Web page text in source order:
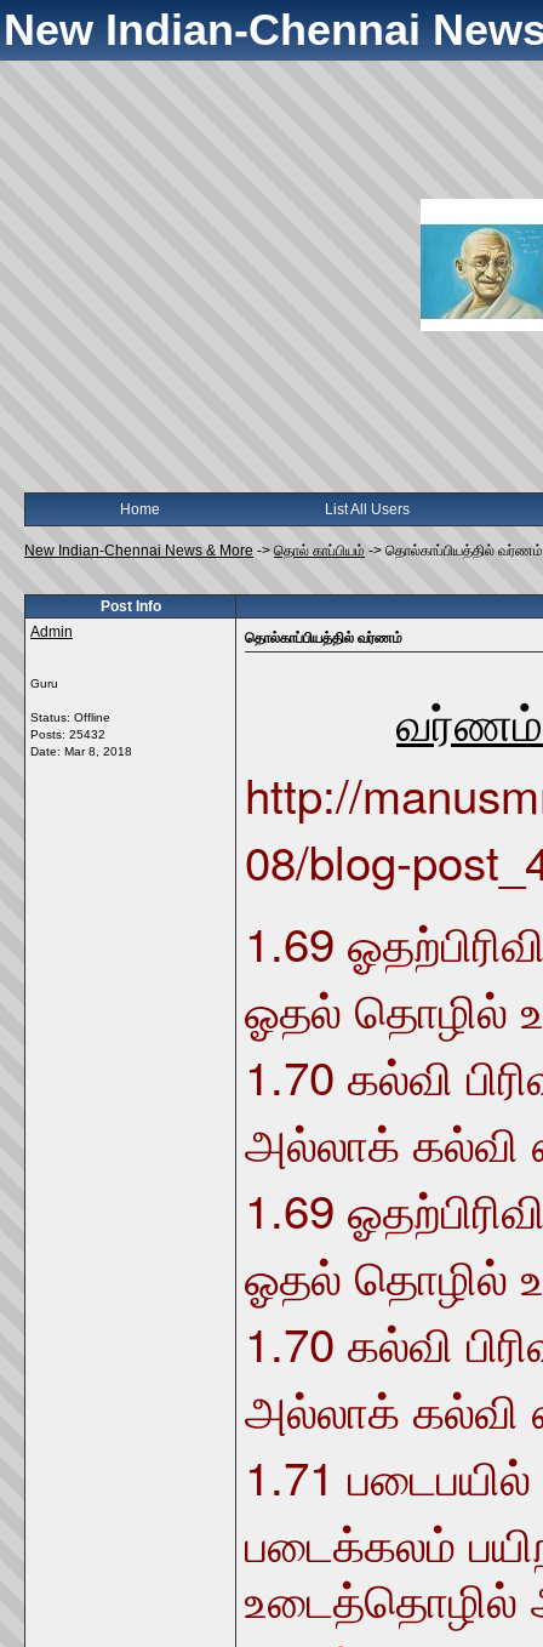
New Indian-Chennai
Home List All Users
New Indian-Chennai News & More -> தொல் காப்பியம் -> தொல்காப்பியத்தில் வர்ணம்
Post Info
Admin
Guru
Status: Offline
Posts: 25432
Date: Mar 8, 2018
தொல்காப்பியத்தில் வர்ணம்
வர்ணம்
http://
08/blog-
1.69
ஓதல் தொழில்
1.70 கல்வி
அல்லாக் கல்வி
1.69
ஓதல் தொழில்
1.70 கல்வி
அல்லாக் கல்வி
1.71 படைபயில்
படைக்கலம்
உடைத்தொழில்